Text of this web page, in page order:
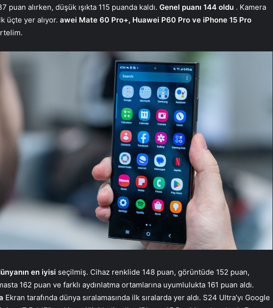
puan alırken, düşük ışıkta 115 puanda kaldı. Genel puanı 144 oldu . Kamera
üçte yer alıyor. awei Mate 60 Pro+, Huawei P60 Pro ve iPhone 15 Pro
en iyisi seçilmiş. Cihaz renklide 148 puan, görüntüde 152 puan,
162 puan ve farklı aydınlatma ortamlarına uyumlulukta 161 puan aldı.
Ekran tarafında dünya sıralamasında ilk sıralarda yer aldı. S24 Ultra’yı Google